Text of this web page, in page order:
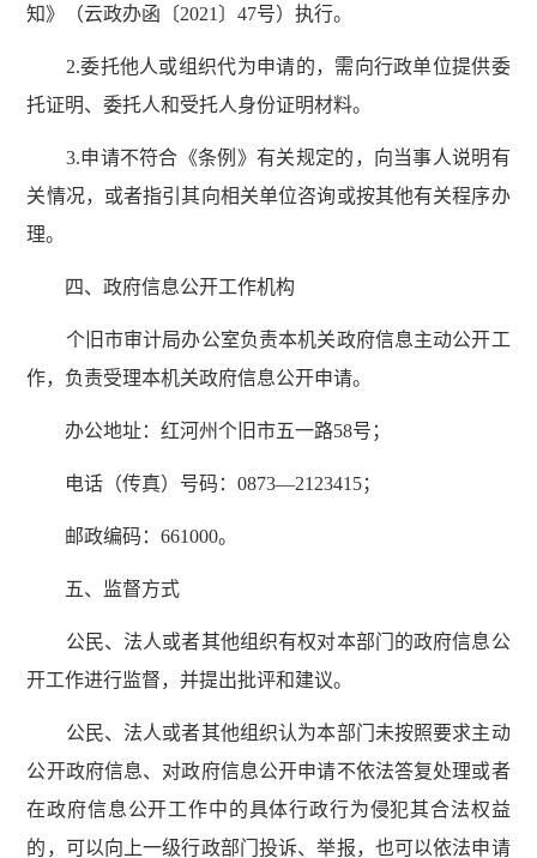
知》（云政办函〔2021〕47号）执行。
2.委托他人或组织代为申请的，需向行政单位提供委
托证明、委托人和受托人身份证明材料。
3.申请不符合《条例》有关规定的，向当事人说明有
关情况，或者指引其向相关单位咨询或按其他有关程序办
理。
四、政府信息公开工作机构
个旧市审计局办公室负责本机关政府信息主动公开工
作，负责受理本机关政府信息公开申请。
办公地址：红河州个旧市五一路58号；
电话（传真）号码：0873—2123415；
邮政编码：661000。
五、监督方式
公民、法人或者其他组织有权对本部门的政府信息公
开工作进行监督，并提出批评和建议。
公民、法人或者其他组织认为本部门未按照要求主动
公开政府信息、对政府信息公开申请不依法答复处理或者
在政府信息公开工作中的具体行政行为侵犯其合法权益
的，可以向上一级行政部门投诉、举报，也可以依法申请